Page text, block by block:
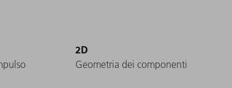
2D
Geometria dei componenti